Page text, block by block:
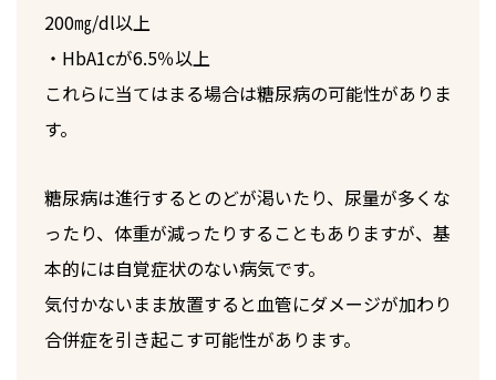
200㎎/dl以上
・HbA1cが6.5％以上
これらに当てはまる場合は糖尿病の可能性がありま
す。
糖尿病は進行するとのどが渇いたり、尿量が多くな
ったり、体重が減ったりすることもありますが、基
本的には自覚症状のない病気です。
気付かないまま放置すると血管にダメージが加わり
合併症を引き起こす可能性があります。